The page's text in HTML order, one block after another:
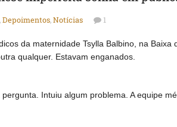
,Depoimentos,Notícias 1
da maternidade Tsylla Balbino, na Baixa
qualquer. Estavam enganados.
Intuiu algum problema. A equipe